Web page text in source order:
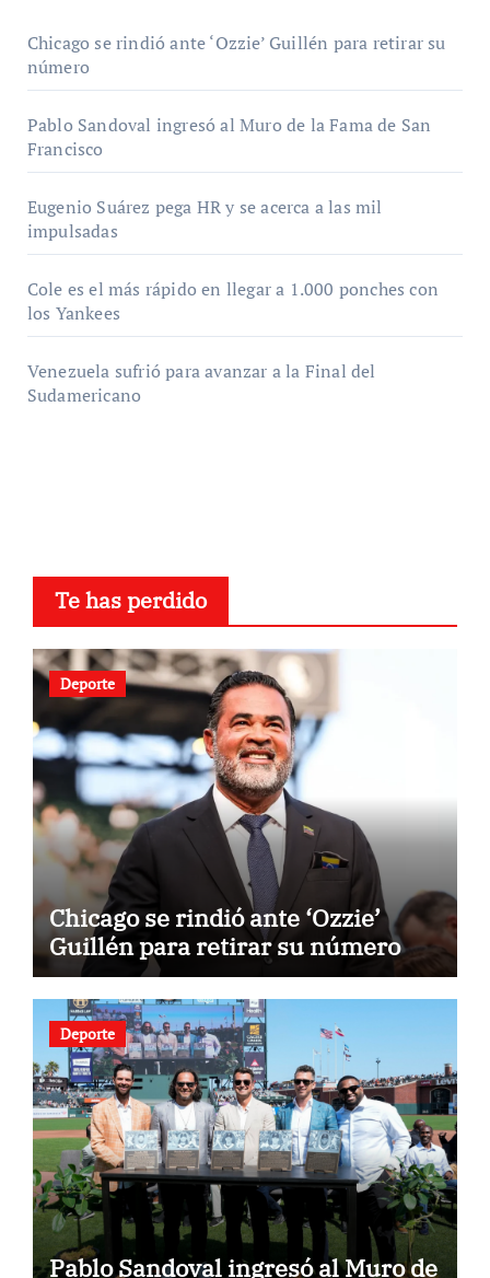
Chicago se rindió ante ‘Ozzie’ Guillén para retirar su
número
Pablo Sandoval ingresó al Muro de la Fama de San
Francisco
Eugenio Suárez pega HR y se acerca a las mil
impulsadas
Cole es el más rápido en llegar a 1.000 ponches con
los Yankees
Venezuela sufrió para avanzar a la Final del
Sudamericano
Te has perdido
Deporte
Chicago se rindió ante ‘Ozzie’
Guillén para retirar su número
Deporte
Pablo Sandoval ingresó al Muro de